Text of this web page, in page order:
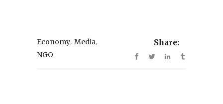
Economy, Media,
NGO
Share: